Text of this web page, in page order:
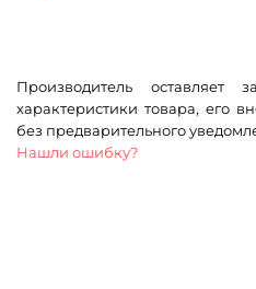
Производитель
характеристики товара, его
без предварительного
Нашли ошибку?